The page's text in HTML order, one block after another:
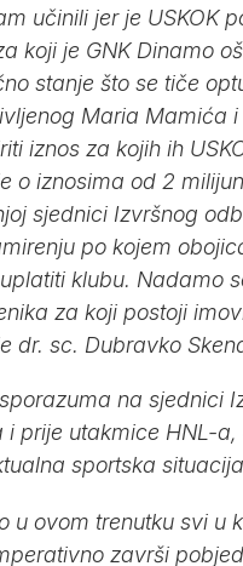
učinili jer je USKOK
koji je GNK Dinamo
stanje što se tiče
Maria Mamića
iznos za kojih ih
o iznosima od 2
sjednici Izvršnog
po kojem
klubu. Nadamo
za koji postoji
dr. sc. Dubravko
na sjednici
prije utakmice HNL-
sportska
u ovom trenutku svi u
završi